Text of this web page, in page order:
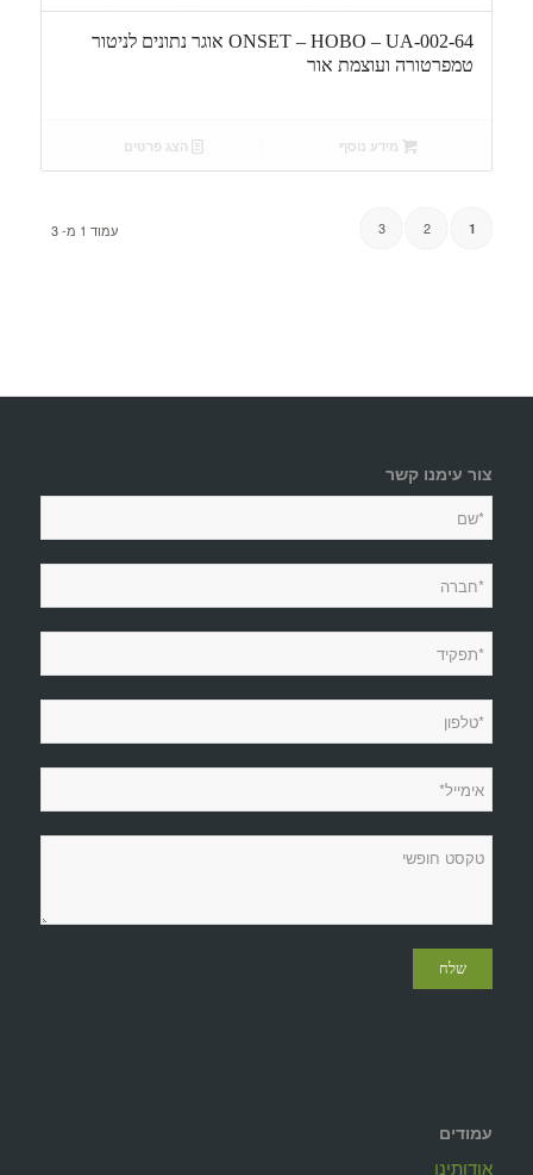
ONSET – HOBO – UA-002-64 אוגר נתונים לניטור
טמפרטורה ועוצמת אור
מידע נוסף הצג פרטים
עמוד 1 מ- 3 1
2
3
צור עימנו קשר
עמודים
אודותינו